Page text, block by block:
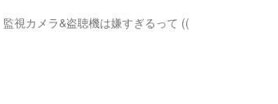
視カメラ&盗聴機は嫌すぎるって ((